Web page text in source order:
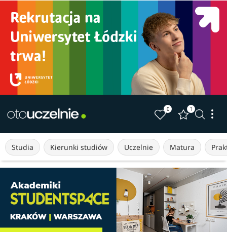
0 1
Studia Kierunki studiów Uczelnie Matura